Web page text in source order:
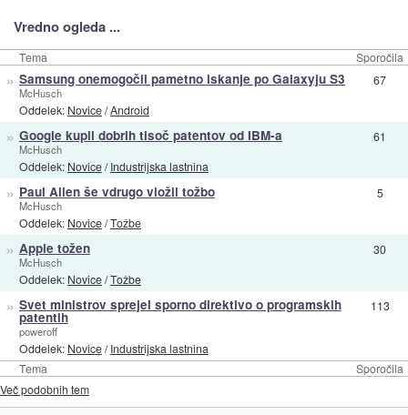
Vredno ogleda ...
Tema Sporočila
Tema Sporočila
» Samsung onemogočil pametno iskanje po Galaxyju S3
McHusch
Oddelek: Novice/Android
67
» Google kupil dobrih tisoč patentov od IBM-a
McHusch
Oddelek: Novice/Industrijska lastnina
61
» Paul Allen še vdrugo vložil tožbo
McHusch
Oddelek: Novice/Tožbe
5
» Apple tožen
McHusch
Oddelek: Novice/Tožbe
30
» Svet ministrov sprejel sporno direktivo o programskih
patentih
poweroff
Oddelek: Novice/Industrijska lastnina
113
Več podobnih tem